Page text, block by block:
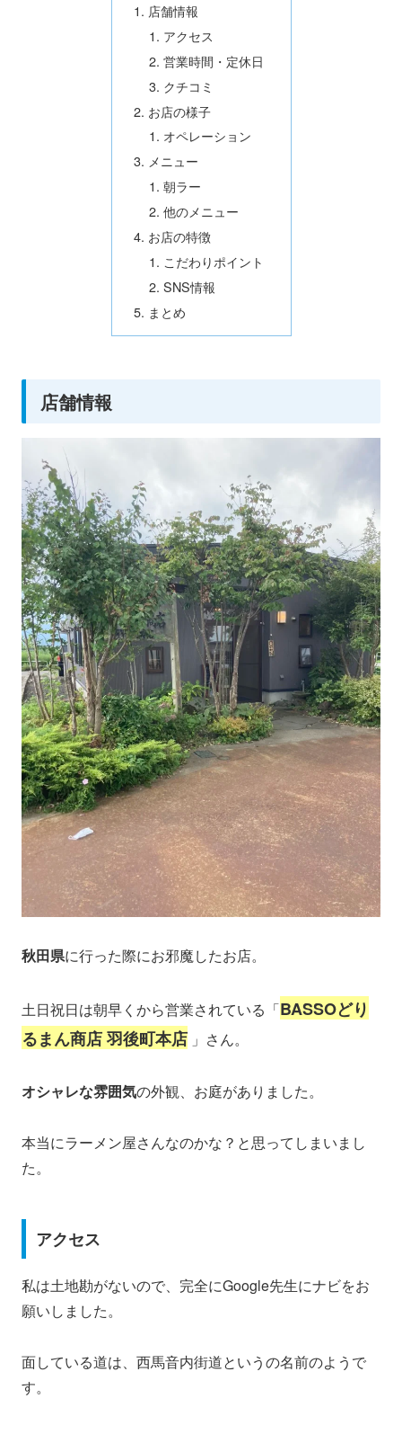
店舗情報
アクセス
営業時間・定休日
クチコミ
お店の様子
オペレーション
メニュー
朝ラー
他のメニュー
お店の特徴
こだわりポイント
SNS情報
まとめ
店舗情報
秋田県に行った際にお邪魔したお店。
土日祝日は朝早くから営業されている「BASSOどり
るまん商店 羽後町本店 」さん。
オシャレな雰囲気の外観、お庭がありました。
本当にラーメン屋さんなのかな？と思ってしまいまし
た。
アクセス
私は土地勘がないので、完全にGoogle先生にナビをお
願いしました。
面している道は、西馬音内街道というの名前のようで
す。